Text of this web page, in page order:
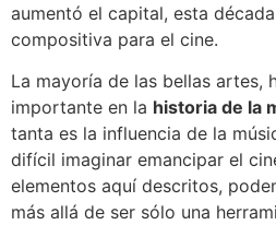
aumentó el capital, esta
compositiva para el cine.
La mayoría de las bellas artes,
importante en la historia de la
tanta es la influencia de la
difícil imaginar emancipar el
elementos aquí descritos,
más allá de ser sólo una